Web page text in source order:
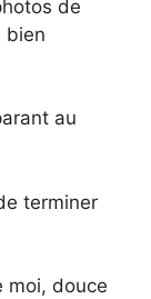
de
bien
au
terminer
moi, douce